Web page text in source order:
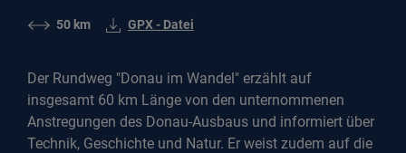
50 km GPX - Datei
Der Rundweg "Donau im Wandel" erzählt auf
insgesamt 60 km Länge von den unternommenen
Anstregungen des Donau-Ausbaus und informiert über
Technik, Geschichte und Natur. Er weist zudem auf die